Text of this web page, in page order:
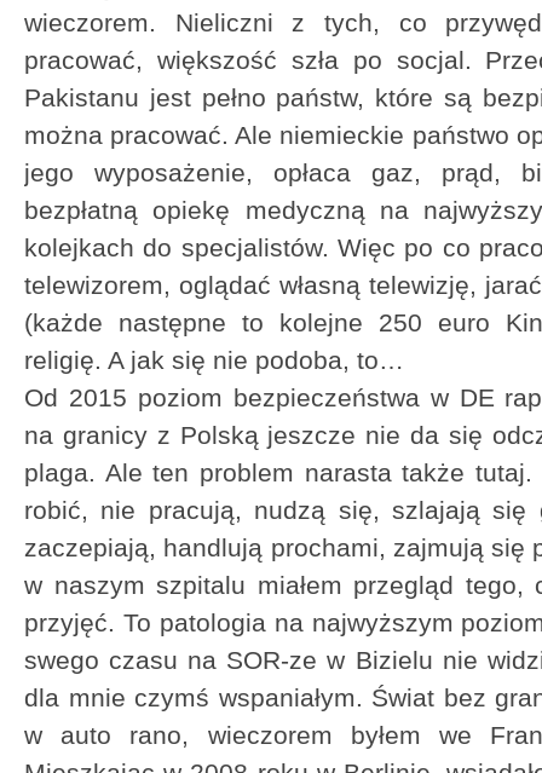
wieczorem. Nieliczni z tych, co
pracować, większość szła po socjal.
Pakistanu jest pełno państw, które są
można pracować. Ale niemieckie państwo
jego wyposażenie, opłaca gaz, prąd,
bezpłatną opiekę medyczną na
kolejkach do specjalistów. Więc po co
telewizorem, oglądać własną telewizję,
(każde następne to kolejne 250 euro
religię. A jak się nie podoba, to…
Od 2015 poziom bezpieczeństwa w DE
na granicy z Polską jeszcze nie da się
plaga. Ale ten problem narasta także
robić, nie pracują, nudzą się, szlajają się
zaczepiają, handlują prochami, zajmują się
w naszym szpitalu miałem przegląd tego,
przyjęć. To patologia na najwyższym
swego czasu na SOR-ze w Bizielu nie
dla mnie czymś wspaniałym. Świat bez
w auto rano, wieczorem byłem we